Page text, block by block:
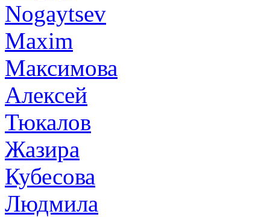
Nogaytsev
Maxim
Максимова
Алексей
Тюкалов
Жазира
Кубесова
Людмила